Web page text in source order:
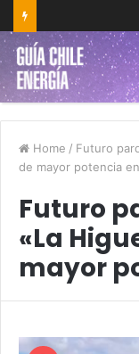
Home / Futuro
de mayor potencia
Futuro
«La
mayor